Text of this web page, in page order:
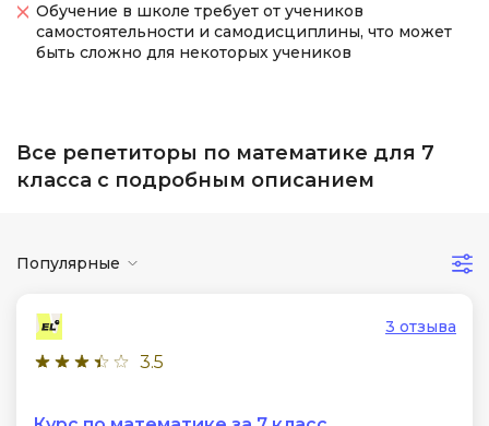
Обучение в школе требует от учеников
самостоятельности и самодисциплины, что может
быть сложно для некоторых учеников
Все репетиторы по математике для 7
класса с подробным описанием
Популярные
3.5
3 отзыва